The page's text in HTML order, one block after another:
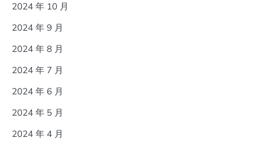
2024 年 10 月
2024 年 9 月
2024 年 8 月
2024 年 7 月
2024 年 6 月
2024 年 5 月
2024 年 4 月